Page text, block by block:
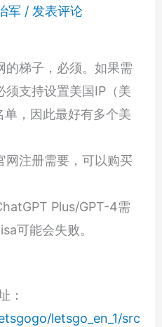
军 / 发表评论
的梯子，必须。如果需
须支持设置美国IP（美
单，因此最好有多个美
网注册需要，可以购买
Plus/GPT-4需
可能会失败。
：
letsgo_en_1/src